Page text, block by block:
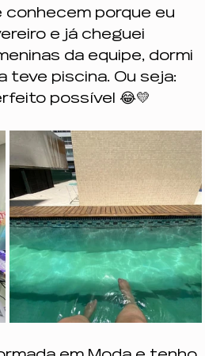
Vivências Plus Size
emociona
conhecem porque eu
e já cheguei
da equipe, dormi
teve piscina. Ou seja:
possível 😂💛